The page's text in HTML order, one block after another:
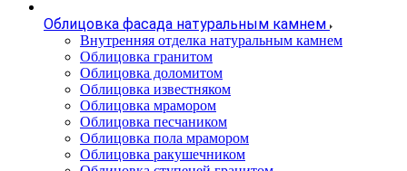
Облицовка фасада натуральным камнем
Внутренняя отделка натуральным камнем
Облицовка гранитом
Облицовка доломитом
Облицовка известняком
Облицовка мрамором
Облицовка песчаником
Облицовка пола мрамором
Облицовка ракушечником